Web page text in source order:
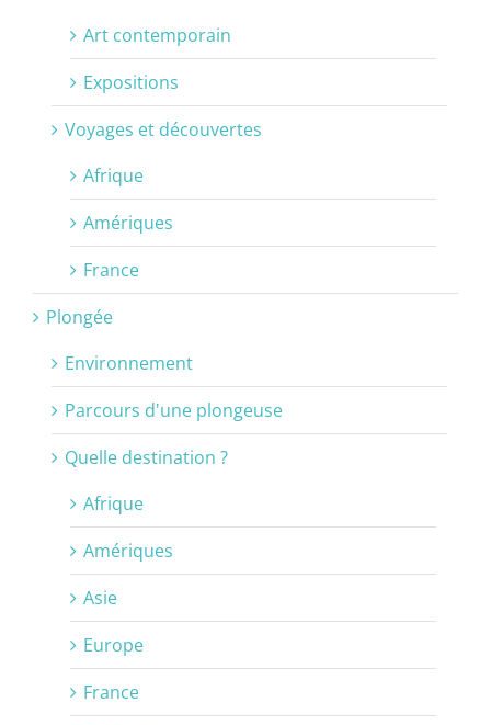
Art contemporain
Expositions
Voyages et découvertes
Afrique
Amériques
France
Plongée
Environnement
Parcours d'une plongeuse
Quelle destination ?
Afrique
Amériques
Asie
Europe
France